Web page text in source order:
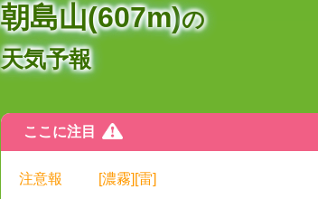
朝島山(607m)の
天気予報
ここに注目
注意報 [濃霧][雷]